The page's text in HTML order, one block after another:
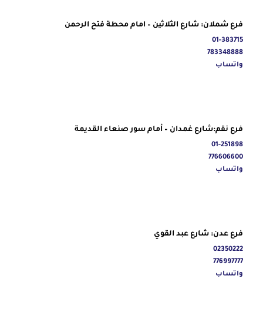
فرع شملان: شارع الثلاثين – امام محطة فتح الرحمن
01-383715
783348888
واتساب
فرع نقم:شارع غمدان – أمام سور صنعاء القديمة
01-251898
776606600
واتساب
فرع عدن: شارع عبد القوي
02350222
776997777
واتساب